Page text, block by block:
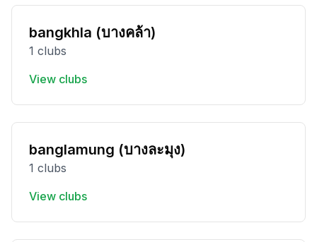
bangkhla (บางคล้า)
1 clubs
View clubs
banglamung (บางละมุง)
1 clubs
View clubs